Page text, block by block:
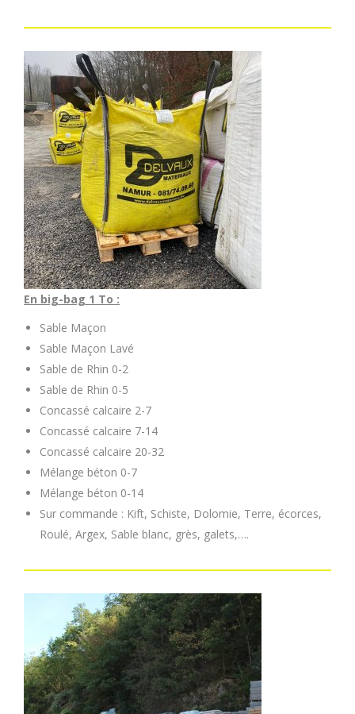
En big-bag 1 To :
Sable Maçon
Sable Maçon Lavé
Sable de Rhin 0-2
Sable de Rhin 0-5
Concassé calcaire 2-7
Concassé calcaire 7-14
Concassé calcaire 20-32
Mélange béton 0-7
Mélange béton 0-14
Sur commande : Kift, Schiste, Dolomie, Terre, écorces,
Roulé, Argex, Sable blanc, grès, galets,….